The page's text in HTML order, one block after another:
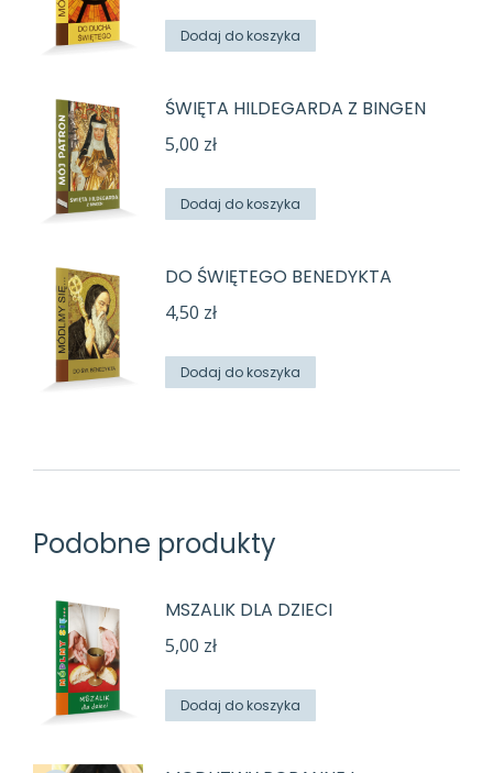
Dodaj do koszyka
ŚWIĘTA HILDEGARDA Z BINGEN
5,00 zł
Dodaj do koszyka
DO ŚWIĘTEGO BENEDYKTA
4,50 zł
Dodaj do koszyka
Podobne produkty
MSZALIK DLA DZIECI
5,00 zł
Dodaj do koszyka